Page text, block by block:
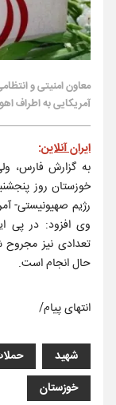
معاون امنیتی و
آمریکایی به اطراف
ایران آنلاین:
به گزارش فارس،
خوزستان روز
رژیم صهیونیستی-
وی افزود: در پی
تعدادی نیز مجروح
حال انجام است.
انتهای پیام/
شهید
خوزستان